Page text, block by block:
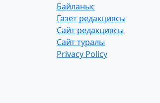
Байланыс
Газет редакциясы
Сайт редакциясы
Сайт туралы
Privacy Policy